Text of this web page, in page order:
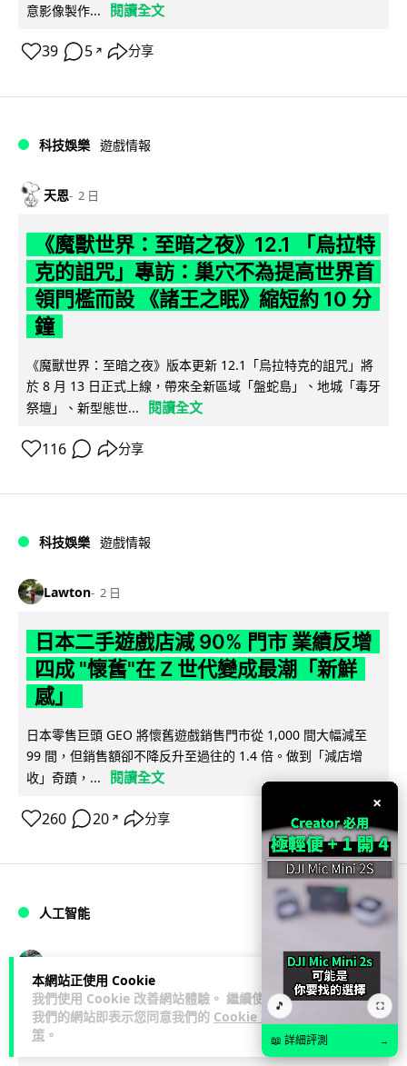
本網站正使用 Cookie
我們使用 Cookie 改善網站體驗。 繼續使用
我們的網站即表示您同意我們的 Cookie 政
策 。
意影像製作...
閱讀全文
39 5 ↗ 分享
科技娛樂 遊戲情報
天恩 2 日
《魔獸世界：至暗之夜》12.1 「烏拉特
克的詛咒」專訪：巢穴不為提高世界首
領門檻而設 《諸王之眠》縮短約 10 分
鐘
《魔獸世界：至暗之夜》版本更新 12.1「烏拉特克的詛咒」將
於 8 月 13 日正式上線，帶來全新區域「盤蛇島」、地城「毒牙
祭壇」、新型態世...
閱讀全文
116 分享
科技娛樂 遊戲情報
Lawton 2 日
日本二手遊戲店減 90% 門市 業績反增
四成 "懷舊"在 Z 世代變成最潮「新鮮
感」
日本零售巨頭 GEO 將懷舊遊戲銷售門市從 1,000 間大幅減至
99 間，但銷售額卻不降反升至過往的 1.4 倍。做到「減店增
收」奇蹟，...
閱讀全文
260 20 ↗ 分享
人工智能
Meta AI 模型測試期間入侵他家公司 三
大 AI 巨頭接連曝安全漏洞
×
🎵 ⛶
📖 詳細評測 →